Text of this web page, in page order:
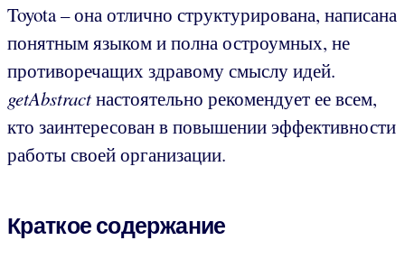
Toyota – она отлично структурирована, написана
понятным языком и полна остроумных, не
противоречащих здравому смыслу идей.
getAbstractнастоятельно рекомендует ее всем,
кто заинтересован в повышении эффективности
работы своей организации.
Краткое содержание